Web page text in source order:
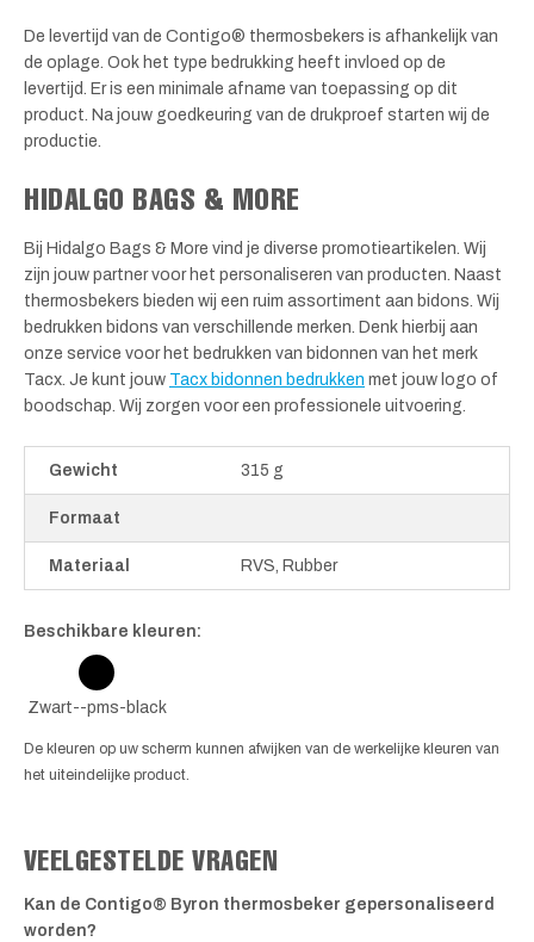
De levertijd van de Contigo® thermosbekers is afhankelijk van
de oplage. Ook het type bedrukking heeft invloed op de
levertijd. Er is een minimale afname van toepassing op dit
product. Na jouw goedkeuring van de drukproef starten wij de
productie.
HIDALGO BAGS & MORE
Bij Hidalgo Bags & More vind je diverse promotieartikelen. Wij
zijn jouw partner voor het personaliseren van producten. Naast
thermosbekers bieden wij een ruim assortiment aan bidons. Wij
bedrukken bidons van verschillende merken. Denk hierbij aan
onze service voor het bedrukken van bidonnen van het merk
Tacx. Je kunt jouw Tacx bidonnen bedrukken met jouw logo of
boodschap. Wij zorgen voor een professionele uitvoering.
Gewicht 315 g
Formaat
Materiaal RVS, Rubber
Beschikbare kleuren:
Zwart--pms-black
De kleuren op uw scherm kunnen afwijken van de werkelijke kleuren van
het uiteindelijke product.
VEELGESTELDE VRAGEN
Kan de Contigo® Byron thermosbeker gepersonaliseerd
worden?